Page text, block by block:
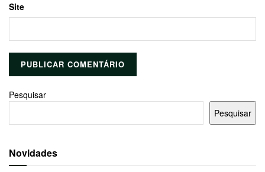
Site
Pesquisar
Pesquisar
Novidades